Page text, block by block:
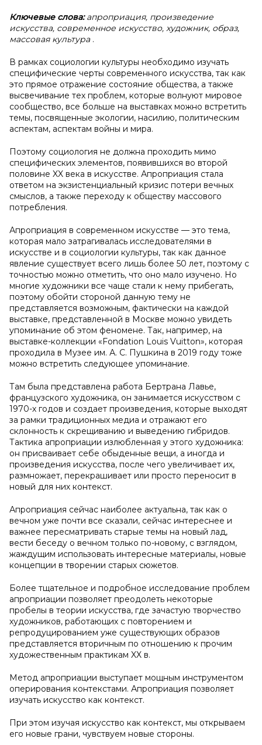
Ключевые слова:апроприация, произведение
искусства, современное искусство, художник, образ,
массовая культура .
В рамках социологии культуры необходимо изучать
специфические черты современного искусства, так как
это прямое отражение состояние общества, а также
высвечивание тех проблем, которые волнуют мировое
сообщество, все больше на выставках можно встретить
темы, посвященные экологии, насилию, политическим
аспектам, аспектам войны и мира.
Поэтому социология не должна проходить мимо
специфических элементов, появившихся во второй
половине XX века в искусстве. Апроприация стала
ответом на экзистенциальный кризис потери вечных
смыслов, а также переходу к обществу массового
потребления.
Апроприация в современном искусстве — это тема,
которая мало затрагивалась исследователями в
искусстве и в социологии культуры, так как данное
явление существует всего лишь более 50 лет, поэтому с
точностью можно отметить, что оно мало изучено. Но
многие художники все чаще стали к нему прибегать,
поэтому обойти стороной данную тему не
представляется возможным, фактически на каждой
выставке, представленной в Москве можно увидеть
упоминание об этом феномене. Так, например, на
выставке-коллекции «Fondation Louis Vuitton», которая
проходила в Музее им. А. С. Пушкина в 2019 году тоже
можно встретить следующее упоминание.
Там была представлена работа Бертрана Лавье,
французского художника, он занимается искусством с
1970-х годов и создает произведения, которые выходят
за рамки традиционных медиа и отражают его
склонность к скрещиванию и выведению гибридов.
Тактика апроприации излюбленная у этого художника:
он присваивает себе обыденные вещи, а иногда и
произведения искусства, после чего увеличивает их,
размножает, перекрашивает или просто переносит в
новый для них контекст.
Апроприация сейчас наиболее актуальна, так как о
вечном уже почти все сказали, сейчас интереснее и
важнее пересматривать старые темы на новый лад,
вести беседу о вечном только по-новому, с взглядом,
жаждущим использовать интересные материалы, новые
концепции в творении старых сюжетов.
Более тщательное и подробное исследование проблем
апроприации позволяет преодолеть некоторые
пробелы в теории искусства, где зачастую творчество
художников, работающих с повторением и
репродуцированием уже существующих образов
представляется вторичным по отношению к прочим
художественным практикам XX в.
Метод апроприации выступает мощным инструментом
оперирования контекстами. Апроприация позволяет
изучать искусство как контекст.
При этом изучая искусство как контекст, мы открываем
его новые грани, чувствуем новые стороны.